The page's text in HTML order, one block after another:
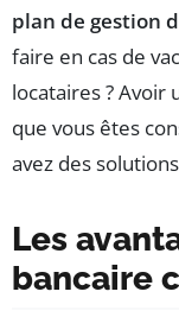
plan de gestion
faire en cas de
locataires ? Avoir
que vous êtes
avez des
Les
bancaire